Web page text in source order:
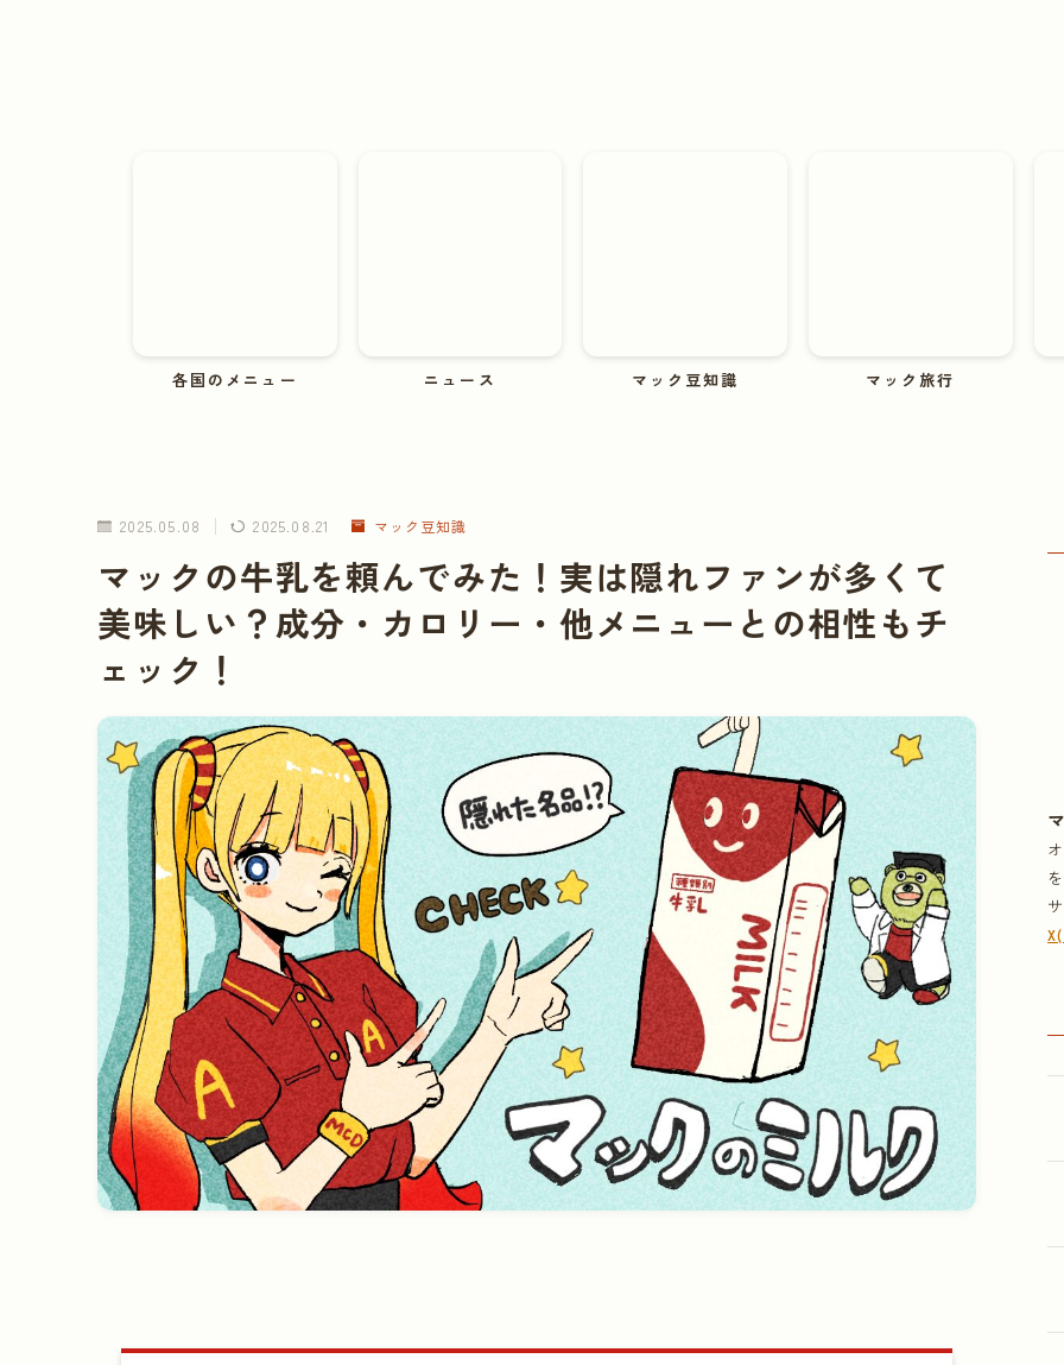
各国のメニュー ニュース マック豆知識 マック旅行
2025.05.08 2025.08.21 マック豆知識
マックの牛乳を頼んでみた！実は隠れファンが多くて
美味しい？成分・カロリー・他メニューとの相性もチ
ェック！